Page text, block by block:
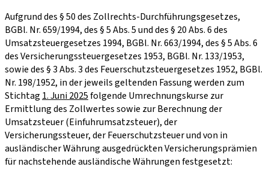
Aufgrund des § 50 des Zollrechts-Durchführungsgesetzes,
BGBl. Nr. 659/1994, des § 5 Abs. 5 und des § 20 Abs. 6 des
Umsatzsteuergesetzes 1994, BGBl. Nr. 663/1994, des § 5 Abs. 6
des Versicherungssteuergesetzes 1953, BGBl. Nr. 133/1953,
sowie des § 3 Abs. 3 des Feuerschutzsteuergesetzes 1952, BGBl.
Nr. 198/1952, in der jeweils geltenden Fassung werden zum
Stichtag 1. Juni 2025folgende Umrechnungskurse zur
Ermittlung des Zollwertes sowie zur Berechnung der
Umsatzsteuer (Einfuhrumsatzsteuer), der
Versicherungssteuer, der Feuerschutzsteuer und von in
ausländischer Währung ausgedrückten Versicherungsprämien
für nachstehende ausländische Währungen festgesetzt: